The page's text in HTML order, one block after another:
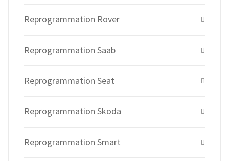
Reprogrammation Rover
Reprogrammation Saab
Reprogrammation Seat
Reprogrammation Skoda
Reprogrammation Smart